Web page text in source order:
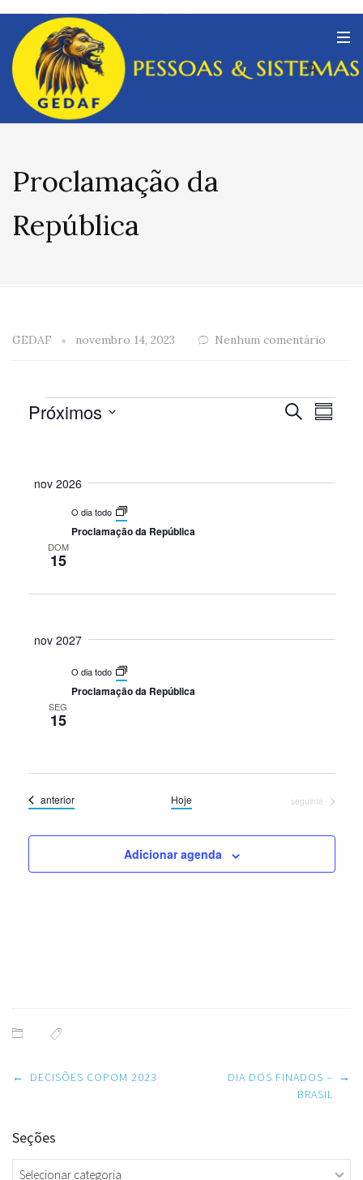
Proclamação da
República
GEDAF novembro 14, 2023 Nenhum comentário
Eventos
de
ProcurarResumo
Próximos
data.
nov 2026
DOM
15
O dia todo
Proclamação da República
nov 2027
SEG
15
O dia todo
Proclamação da República
Eventos
anterior Hoje Eventos
seguinte
Adicionar agenda
Post
← DECISÕES COPOM 2023
DIA DOS FINADOS –
BRASIL
→
Seções
Seções